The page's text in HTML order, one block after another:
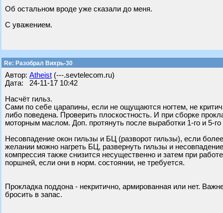
Об остальном вроде уже сказали до меня.
С уважением.
Re: Разобрал Вихрь-30
Автор: Atheist (---.sevtelecom.ru)
Дата: 24-11-17 10:42
Насчёт гильз.
Сами по себе царапины, если не ощущаются ногтем, не
либо поведена. Проверить плоскостность. И при сборке
моторным маслом. Доп. протянуть после выработки 1-го и 5-го
Несовпадение окон гильзы и БЦ (разворот гильзы), если
желании можно нагреть БЦ, развернуть гильзы и
компрессия также снизится несущественно и затем при
поршней, если они в норм. состоянии, не требуется.
Прокладка поддона - некритично, армированная или нет.
бросить в запас.